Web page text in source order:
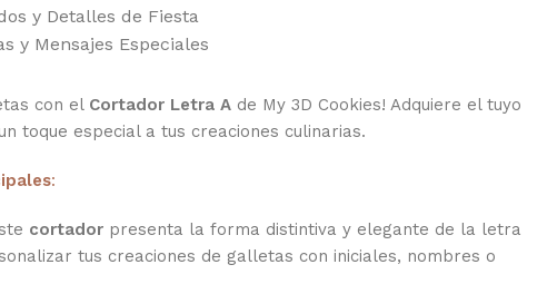
y Detalles de Fiesta
y Mensajes Especiales
con el Cortador Letra A de My 3D Cookies! Adquiere el tuyo
toque especial a tus creaciones culinarias.
:
cortador presenta la forma distintiva y elegante de la letra
tus creaciones de galletas con iniciales, nombres o